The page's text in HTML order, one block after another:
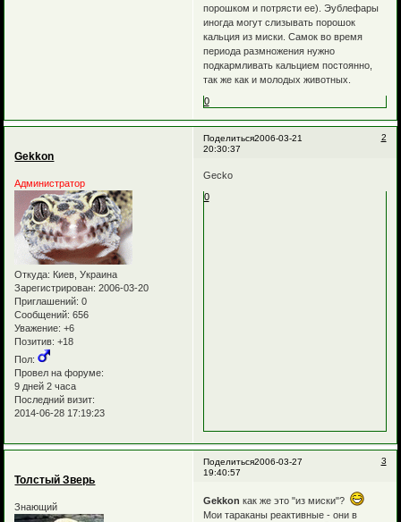
порошком и потрясти ее). Эублефары
иногда могут слизывать порошок
кальция из миски. Самок во время
периода размножения нужно
подкармливать кальцием постоянно,
так же как и молодых животных.
0
Поделиться 2
2006-03-21
20:30:37
Gekkon
Администратор
Откуда: Киев, Украина
Зарегистрирован: 2006-03-20
Приглашений: 0
Сообщений: 656
Уважение: +6
Позитив: +18
Пол:
Провел на форуме:
9 дней 2 часа
Последний визит:
2014-06-28 17:19:23
Gecko
0
Поделиться 3
2006-03-27
19:40:57
Толстый Зверь
Знающий
Gekkon как же это "из миски"?
Мои тараканы реактивные - они в